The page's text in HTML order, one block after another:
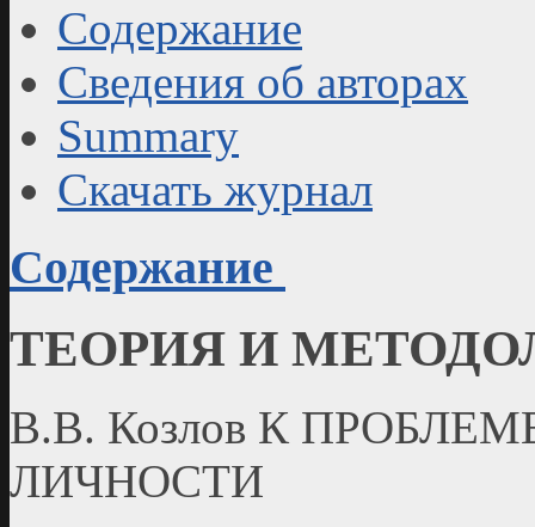
Содержание
Сведения об авторах
Summary
Скачать журнал
Содержание
ТЕОРИЯ И
В.В. Козлов К
ЛИЧНОСТИ